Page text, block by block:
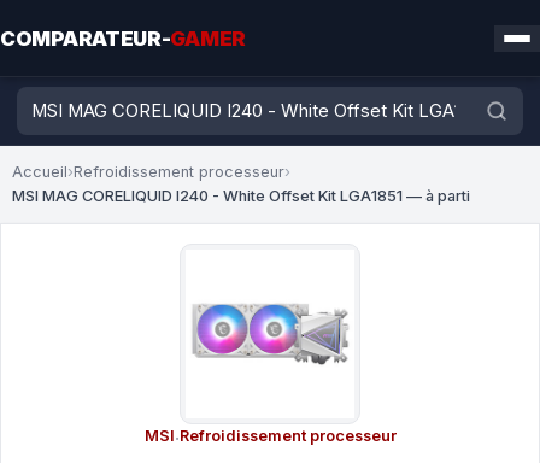
COMPARATEUR-GAMER
Accueil›Refroidissement processeur›
MSI MAG CORELIQUID I240 - White Offset Kit LGA1851 — à parti
MSI·Refroidissement processeur